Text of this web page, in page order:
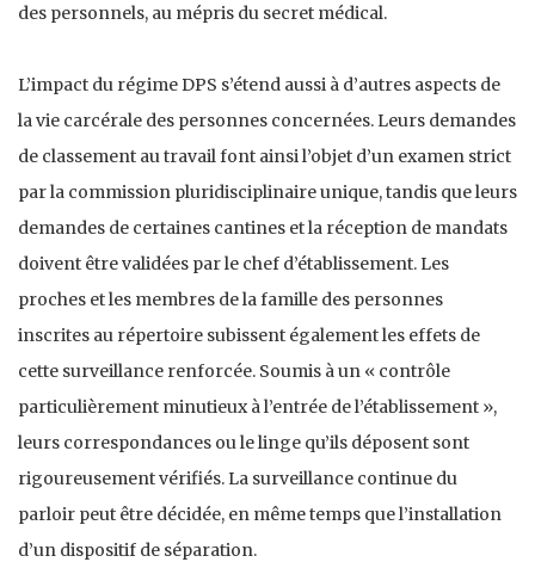
des personnels, au mépris du secret médical.
L’impact du régime DPS s’étend aussi à d’autres aspects de
la vie carcérale des personnes concernées. Leurs demandes
de classement au travail font ainsi l’objet d’un examen strict
par la commission pluridisciplinaire unique, tandis que leurs
demandes de certaines cantines et la réception de mandats
doivent être validées par le chef d’établissement. Les
proches et les membres de la famille des personnes
inscrites au répertoire subissent également les effets de
cette surveillance renforcée. Soumis à un « contrôle
particulièrement minutieux à l’entrée de l’établissement »,
leurs correspondances ou le linge qu’ils déposent sont
rigoureusement vérifiés. La surveillance continue du
parloir peut être décidée, en même temps que l’installation
d’un dispositif de séparation.